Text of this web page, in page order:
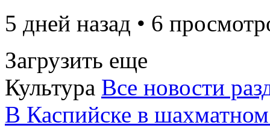
5 дней назад • 6
Загрузить еще
Культура Все новости
В Каспийске в